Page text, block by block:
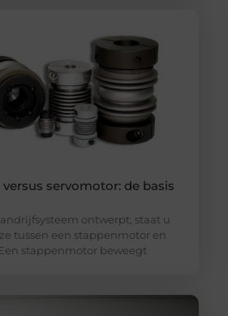
servomotor: de basis
ontwerpt, staat u
tussen een stappenmotor en
stappenmotor beweegt